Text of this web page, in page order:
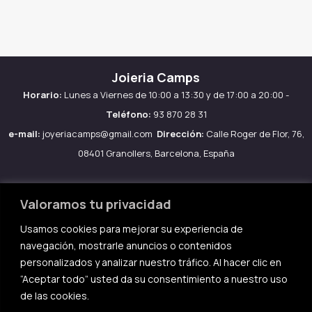
Valoramos tu privacidad
Usamos cookies para mejorar su experiencia de
navegación, mostrarle anuncios o contenidos
personalizados y analizar nuestro tráfico. Al hacer clic en
“Aceptar todo” usted da su consentimiento a nuestro uso
de las cookies.
Joieria Camps
Horario: Lunes a Viernes de 10:00 a 13:30 y de 17:00 a 20:00 -
Teléfono: 93 870 28 31
e-mail: joyeriacamps@gmail.com Dirección: Calle Roger de Flor, 76,
08401 Granollers, Barcelona, España
Aviso legal
Política de Cookies
Política de privacidad